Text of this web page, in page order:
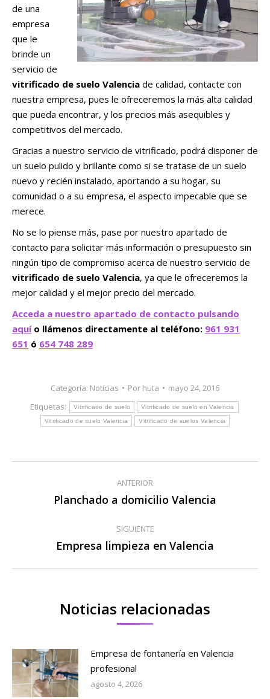
de una
empresa
que le
brinde un
servicio de
vitrificado de suelo Valencia de calidad, contacte con
nuestra empresa, pues le ofreceremos la más alta calidad
que pueda encontrar, y los precios más asequibles y
competitivos del mercado.
Gracias a nuestro servicio de vitrificado, podrá disponer de
un suelo pulido y brillante como si se tratase de un suelo
nuevo y recién instalado, aportando a su hogar, su
comunidad o a su empresa, el aspecto impecable que se
merece.
No se lo piense más, pase por nuestro apartado de
contacto para solicitar más información o presupuesto sin
ningún tipo de compromiso acerca de nuestro servicio de
vitrificado de suelo Valencia, ya que le ofreceremos la
mejor calidad y el mejor precio del mercado.
Acceda a nuestro apartado de contacto pulsando
aquío llámenos directamente al teléfono: 961 931
651 ó 654 748 289
Categoría: Noticias Por huta
mayo 24, 2016
Etiquetas:
Vitrificado de suelo Vitrificado de suelo en Valencia
Vitrificado de suelo Valencia Vitrificado de suelos Valencia
Navegación
entre
publicaciones
ANTERIOR
Publicación
Planchado a domicilio Valencia
SIGUIENTE
Publicación
Empresa limpieza en Valencia
Noticias relacionadas
Empresa de fontanería en Valencia
profesional
agosto 4, 2026